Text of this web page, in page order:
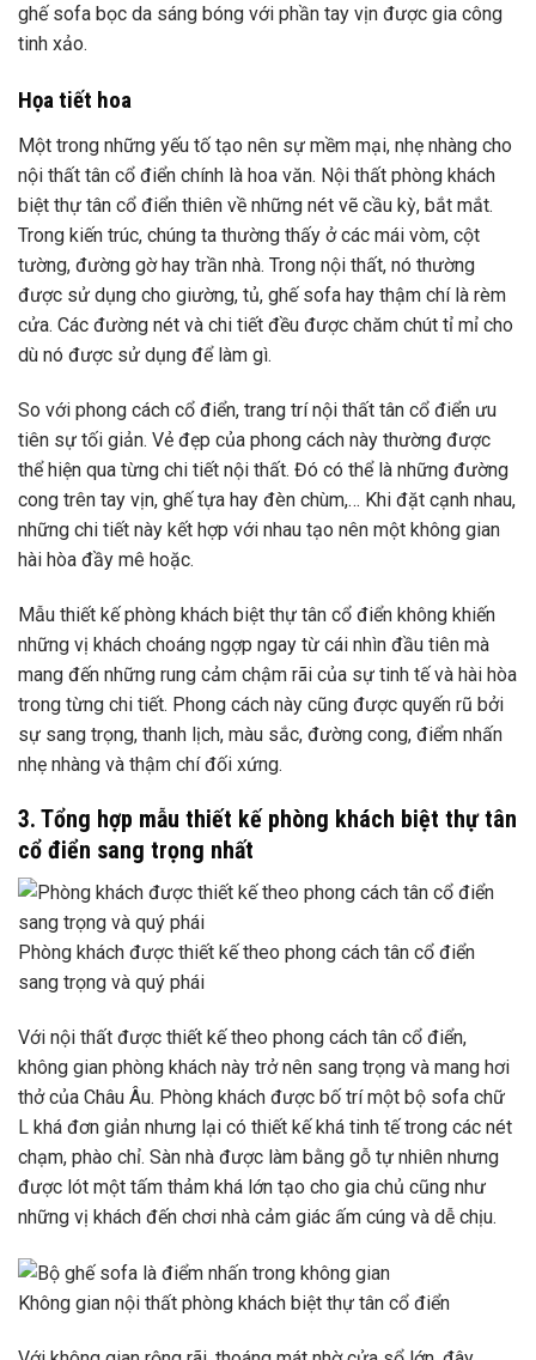
ghế sofa bọc da sáng bóng với phần tay vịn được gia công
tinh xảo.
Họa tiết hoa
Một trong những yếu tố tạo nên sự mềm mại, nhẹ nhàng cho
nội thất tân cổ điển chính là hoa văn. Nội thất phòng khách
biệt thự tân cổ điển thiên về những nét vẽ cầu kỳ, bắt mắt.
Trong kiến ​​trúc, chúng ta thường thấy ở các mái vòm, cột
tường, đường gờ hay trần nhà. Trong nội thất, nó thường
được sử dụng cho giường, tủ, ghế sofa hay thậm chí là rèm
cửa. Các đường nét và chi tiết đều được chăm chút tỉ mỉ cho
dù nó được sử dụng để làm gì.
So với phong cách cổ điển, trang trí nội thất tân cổ điển ưu
tiên sự tối giản. Vẻ đẹp của phong cách này thường được
thể hiện qua từng chi tiết nội thất. Đó có thể là những đường
cong trên tay vịn, ghế tựa hay đèn chùm,… Khi đặt cạnh nhau,
những chi tiết này kết hợp với nhau tạo nên một không gian
hài hòa đầy mê hoặc.
Mẫu thiết kế phòng khách biệt thự tân cổ điển không khiến
những vị khách choáng ngợp ngay từ cái nhìn đầu tiên mà
mang đến những rung cảm chậm rãi của sự tinh tế và hài hòa
trong từng chi tiết. Phong cách này cũng được quyến rũ bởi
sự sang trọng, thanh lịch, màu sắc, đường cong, điểm nhấn
nhẹ nhàng và thậm chí đối xứng.
3. Tổng hợp mẫu thiết kế phòng khách biệt thự tân
cổ điển sang trọng nhất
Phòng khách được thiết kế theo phong cách tân cổ điển
sang trọng và quý phái
Với nội thất được thiết kế theo phong cách tân cổ điển,
không gian phòng khách này trở nên sang trọng và mang hơi
thở của Châu Âu. Phòng khách được bố trí một bộ sofa chữ
L khá đơn giản nhưng lại có thiết kế khá tinh tế trong các nét
chạm, phào chỉ. Sàn nhà được làm bằng gỗ tự nhiên nhưng
được lót một tấm thảm khá lớn tạo cho gia chủ cũng như
những vị khách đến chơi nhà cảm giác ấm cúng và dễ chịu.
Không gian nội thất phòng khách biệt thự tân cổ điển